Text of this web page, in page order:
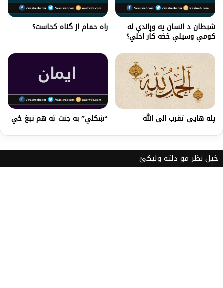
شیطان د انسان په وړاندې له
کومې وسیلې څخه کار اخلي؟
راه حمام از گناه کجاست؟
پله هایی تقرب الی الله “ښکلي” به جنت ته هم نېغ ځي
خپل نظر مو دلته ولیکئ